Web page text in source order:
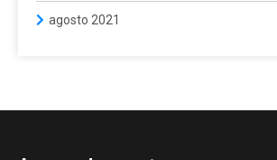
agosto 2021